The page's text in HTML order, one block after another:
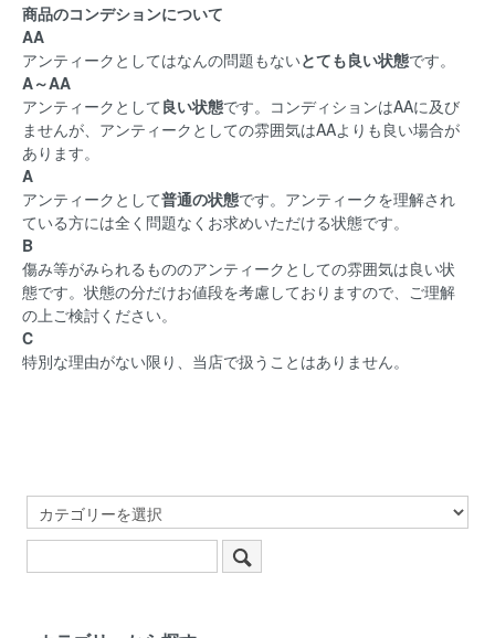
商品のコンデションについて
AA
アンティークとしてはなんの問題もないとても良い状態です。
A～AA
アンティークとして 良い状態です。コンディションはAAに及び
ませんが、アンティークとしての雰囲気はAAよりも良い場合が
あります。
A
アンティークとして普通の状態です。アンティークを理解され
ている方には全く問題なくお求めいただける状態です。
B
傷み等がみられるもののアンティークとしての雰囲気は良い状
態です。状態の分だけお値段を考慮しておりますので、ご理解
の上ご検討ください。
C
特別な理由がない限り、当店で扱うことはありません。